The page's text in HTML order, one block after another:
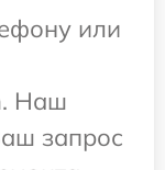
или
Наш
запрос